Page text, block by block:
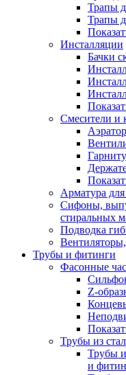
Трапы
Трапы
Инсталляции
Бачки
Смесители и
Арматура
Сифоны,
стиральных
Подводка
Трубы и фитинги
Фасонные
Z-
Трубы из
Трубы
и